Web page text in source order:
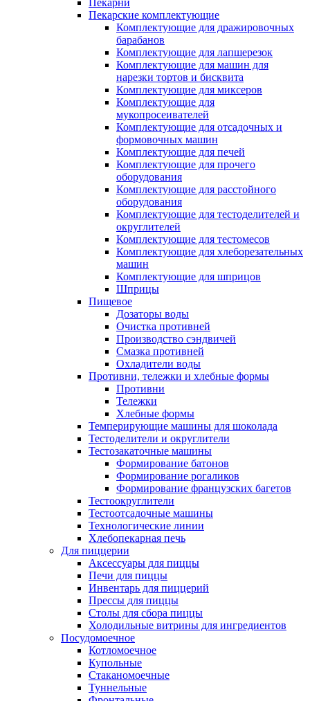
Пекарни
Пекарские комплектующие
Комплектующие для дражировочных
барабанов
Комплектующие для лапшерезок
Комплектующие для машин для
нарезки тортов и бисквита
Комплектующие для миксеров
Комплектующие для
мукопросеивателей
Комплектующие для отсадочных и
формовочных машин
Комплектующие для печей
Комплектующие для прочего
оборудования
Комплектующие для расстойного
оборудования
Комплектующие для тестоделителей и
округлителей
Комплектующие для тестомесов
Комплектующие для хлеборезательных
машин
Комплектующие для шприцов
Шприцы
Пищевое
Дозаторы воды
Очистка противней
Производство сэндвичей
Смазка противней
Охладители воды
Противни, тележки и хлебные формы
Противни
Тележки
Хлебные формы
Темперирующие машины для шоколада
Тестоделители и округлители
Тестозакаточные машины
Формирование батонов
Формирование рогаликов
Формирование французских багетов
Тестоокруглители
Тестоотсадочные машины
Технологические линии
Хлебопекарная печь
Для пиццерии
Аксессуары для пиццы
Печи для пиццы
Инвентарь для пиццерий
Прессы для пиццы
Столы для сбора пиццы
Холодильные витрины для ингредиентов
Посудомоечное
Котломоечное
Купольные
Стаканомоечные
Туннельные